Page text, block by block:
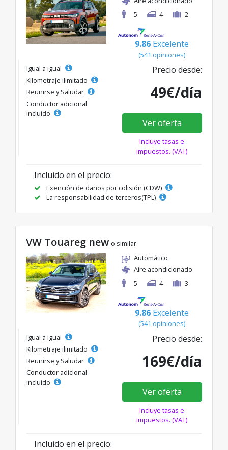
5
4 2
9.86 Excelente
(541 opiniones)
Igual a igual
Kilometraje ilimitado
Reunirse y Saludar
Conductor adicional
incluido
Precio desde:
49€/día
Ver oferta
Incluye tasas e
impuestos. (VAT)
Incluido en el precio:
Exención de daños por colisión (CDW)
La responsabilidad de terceros(TPL)
VW Touareg new o similar
Automático
Aire acondicionado
5
4 3
9.86 Excelente
(541 opiniones)
Igual a igual
Kilometraje ilimitado
Reunirse y Saludar
Conductor adicional
incluido
Precio desde:
169€/día
Ver oferta
Incluye tasas e
impuestos. (VAT)
Incluido en el precio: